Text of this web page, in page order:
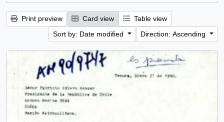
Print preview Card view
Table view
Sort by: Date modified
Direction: Ascending